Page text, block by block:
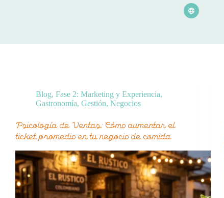
Blog, Fase 2: Marketing y Experiencia,
Gastronomía, Gestión, Negocios
Psicología de Ventas: Cómo aumentar el
ticket promedio en tu negocio de comida